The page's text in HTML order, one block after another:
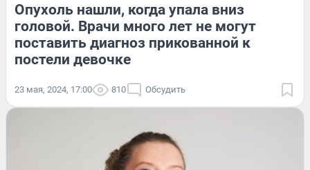
Опухоль нашли, когда упала вниз
головой. Врачи много лет не могут
поставить диагноз прикованной к
постели девочке
23 мая, 2024, 17:00 810 Обсудить